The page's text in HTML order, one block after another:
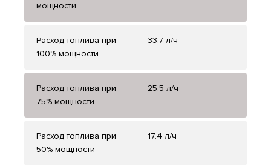
мощности
Расход топлива при
100% мощности
33.7 л/ч
Расход топлива при
75% мощности
25.5 л/ч
Расход топлива при
50% мощности
17.4 л/ч